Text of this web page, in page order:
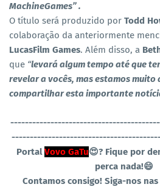
MachineGames” .
O título será produzido por Todd
colaboração da anteriormente
LucasFilm Games. Além disso, a
que “levará algum tempo até que
revelar a vocês, mas estamos muito
compartilhar esta importante
PortalVovo GaTu😍? Fique por
perca
Contamos consigo! Siga-nos